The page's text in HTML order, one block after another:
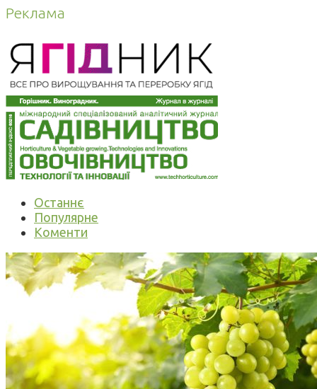
Реклама
Останнє
Популярне
Коменти